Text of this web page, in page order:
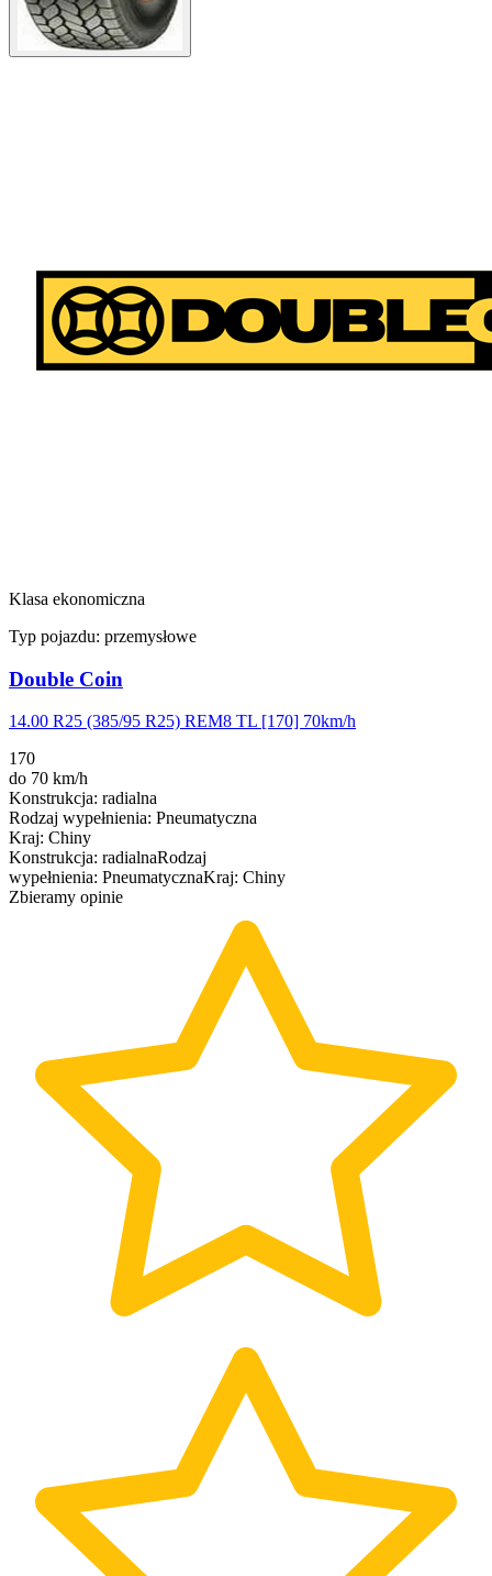
Klasa ekonomiczna
Typ pojazdu: przemysłowe
Double Coin
14.00 R25 (385/95 R25) REM8 TL [170] 70km/h
170
do 70 km/h
Konstrukcja: radialna
Rodzaj wypełnienia: Pneumatyczna
Kraj: Chiny
Konstrukcja: radialnaRodzaj
wypełnienia: PneumatycznaKraj: Chiny
Zbieramy opinie